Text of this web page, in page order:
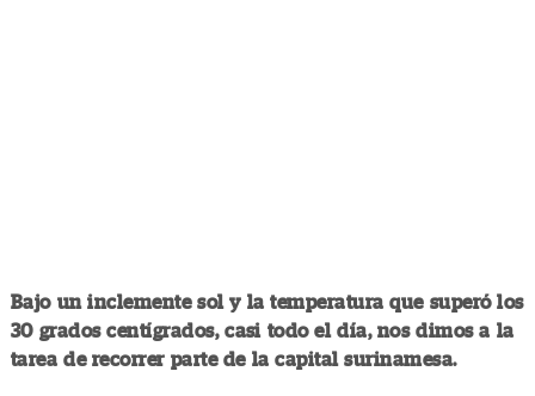
Bajo un inclemente sol y la temperatura que superó los
30 grados centígrados, casi todo el día, nos dimos a la
tarea de recorrer parte de la capital surinamesa.